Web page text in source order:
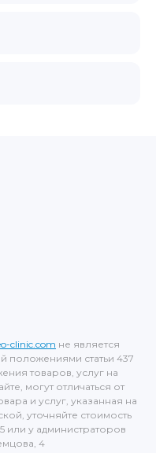
clinic.com не является
статьи 437
товаров, услуг на
могут отличаться от
и услуг, указанная на
уточняйте стоимость
или у администраторов
4